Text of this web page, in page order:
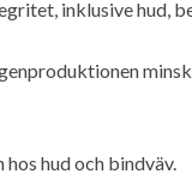
inklusive hud,
hud och bindväv.